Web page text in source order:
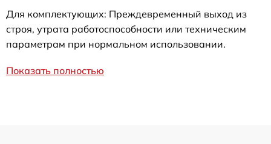
Для комплектующих: Преждевременный выход из
строя, утрата работоспособности или техническим
параметрам при нормальном использовании.
Показать полностью